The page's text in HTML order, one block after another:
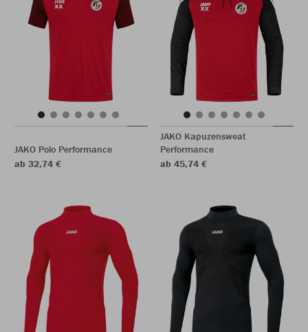
JAKO Polo Performance
ab 32,74 €
JAKO Kapuzensweat
Performance
ab 45,74 €